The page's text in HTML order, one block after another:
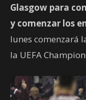
Glasgow para
y comenzar los
lunes comenzará
la UEFA